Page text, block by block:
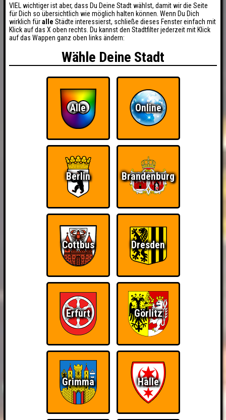
VIEL wichtiger ist aber, dass Du Deine Stadt wählst, damit wir die Seite
für Dich so übersichtlich wie möglich halten können. Wenn Du Dich
wirklich füralle Städte interessierst, schließe dieses Fenster einfach mit
Klick auf das X oben rechts. Du kannst den Stadtfilter jederzeit mit Klick
auf das Wappen ganz oben links ändern:
Wähle Deine Stadt
Alle Online
Berlin Brandenburg
Cottbus Dresden
Erfurt Görlitz
Grimma Halle